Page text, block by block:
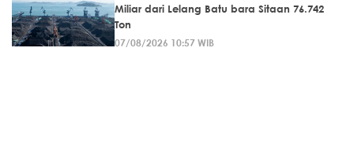
Miliar dari Lelang Batu bara Sitaan 76.742
Ton
07/08/2026 10:57 WIB